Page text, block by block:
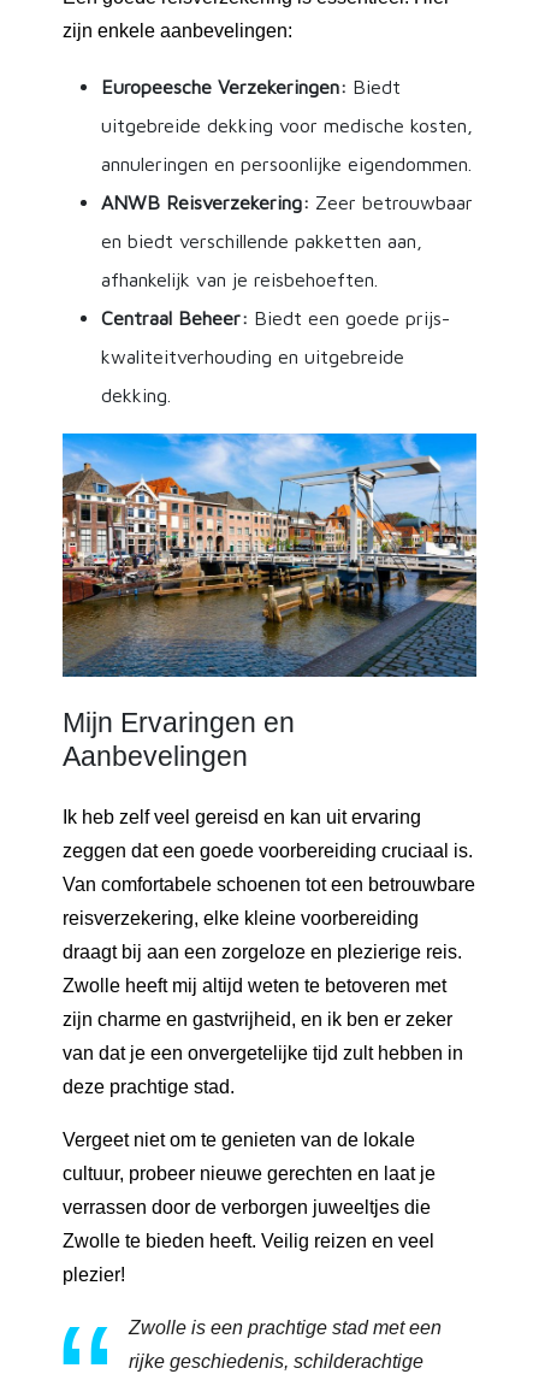
zijn enkele aanbevelingen:
Europeesche Verzekeringen: Biedt
uitgebreide dekking voor medische kosten,
annuleringen en persoonlijke eigendommen.
ANWB Reisverzekering: Zeer betrouwbaar
en biedt verschillende pakketten aan,
afhankelijk van je reisbehoeften.
Centraal Beheer: Biedt een goede prijs-
kwaliteitverhouding en uitgebreide
dekking.
Mijn Ervaringen en
Aanbevelingen
Ik heb zelf veel gereisd en kan uit ervaring
zeggen dat een goede voorbereiding cruciaal is.
Van comfortabele schoenen tot een betrouwbare
reisverzekering, elke kleine voorbereiding
draagt bij aan een zorgeloze en plezierige reis.
Zwolle heeft mij altijd weten te betoveren met
zijn charme en gastvrijheid, en ik ben er zeker
van dat je een onvergetelijke tijd zult hebben in
deze prachtige stad.
Vergeet niet om te genieten van de lokale
cultuur, probeer nieuwe gerechten en laat je
verrassen door de verborgen juweeltjes die
Zwolle te bieden heeft. Veilig reizen en veel
plezier!
Zwolle is een prachtige stad met een
rijke geschiedenis, schilderachtige